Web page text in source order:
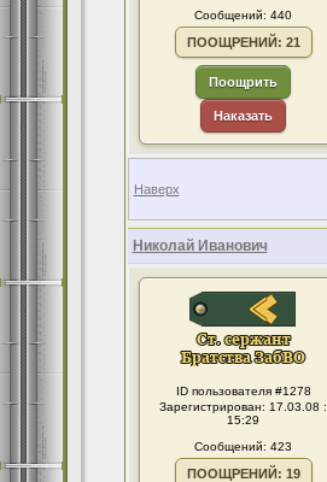
Сообщений: 440
ПООЩРЕНИЙ: 21
Поощрить
Наказать
Наверх
Николай Иванович
ID пользователя #1278
Зарегистрирован: 17.03.08 :
15:29
Сообщений: 423
ПООЩРЕНИЙ: 19